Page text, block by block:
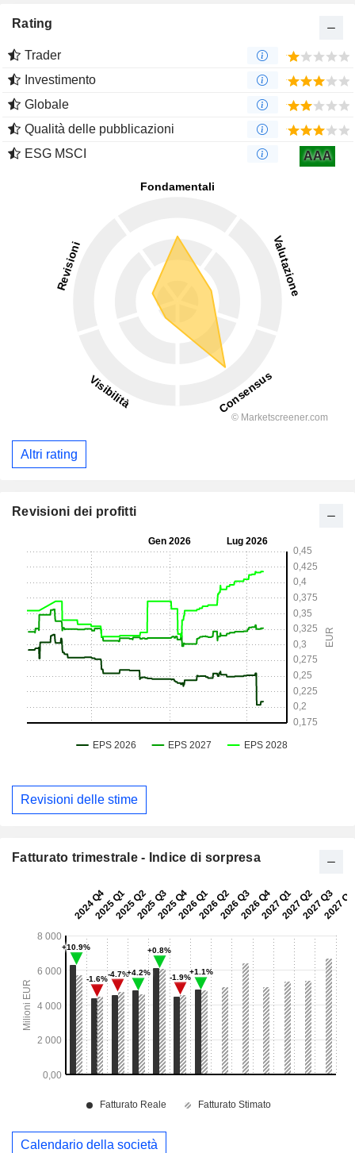
Rating
Trader
Investimento
Globale
Qualità delle pubblicazioni
ESG MSCI
AAA
Altri rating
Revisioni dei profitti
Revisioni delle stime
Fatturato trimestrale - Indice di sorpresa
Calendario della società